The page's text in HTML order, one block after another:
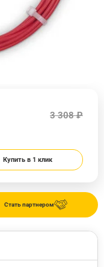
Стать партнером
3 308 ₽
Купить в 1 клик